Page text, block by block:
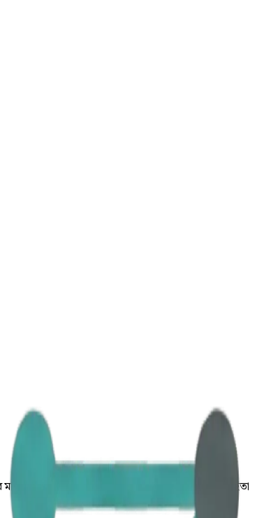
সহিংসতার স্বচ্ছ চিত্র তুলে ধরা এবং সমাজে জবাবদিহিতা